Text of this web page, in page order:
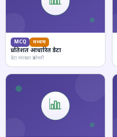
MCQ मध्यम
प्रतिशत आधारित डेटा
डेटा व्याख्या प्रश्नोत्तरी